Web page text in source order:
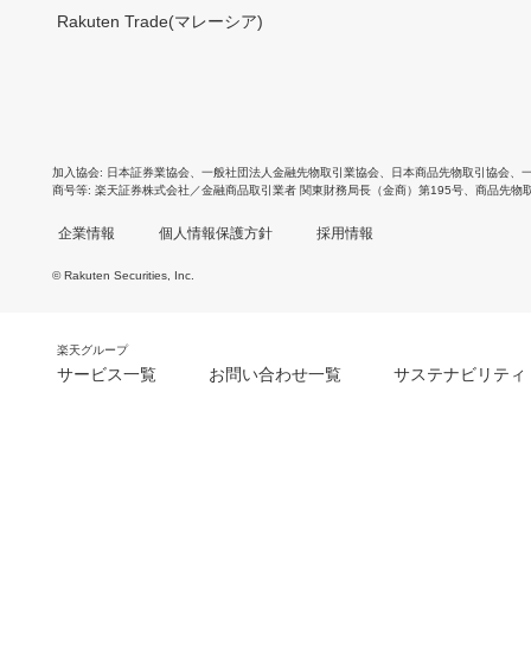
Rakuten Trade(マレーシア)
加入協会 日本証券業協会 一般社団法人金融先物取引業協会 日本商品先物取引協会
商号等 楽天証券株式会社／金融商品取引業者 関東財務局長（金商）第195号、商品先物
企業情報 個人情報保護方針 採用情報
© Rakuten Securities, Inc.
楽天グループ
サービス一覧 お問い合わせ一覧 サステナビリティ